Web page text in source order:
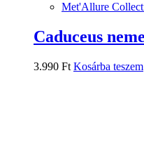
Met'Allure
Caduceus
3.990 Ft Kosárba teszem